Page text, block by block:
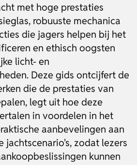
met hoge prestaties
robuuste mechanica
die jagers helpen bij het
en ethisch oogsten
licht- en
Deze gids ontcijfert de
die de prestaties van
legt uit hoe deze
in voordelen in het
aanbevelingen aan
jachtscenario's, zodat lezers
kunnen